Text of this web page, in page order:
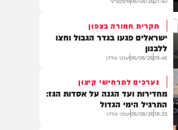
הקנס הכבד
איצקוביץ': היומולדת של הנגיד
והברכות של הליכודניקים
21:40
06/08/26איצקוביץ'
ישראלים פגעו בגדר הגבול וחצו
ללבנון
09:46
06/08/26 יענקי גולדן